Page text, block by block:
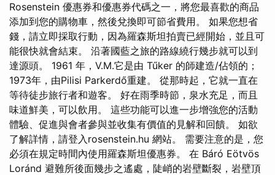
Rosenstein 優惠券和優惠券代碼之一，將您最喜歡的商品
添加到您的購物車，然後兌換即可節省費用。 如果您想省
錢，請立即採取行動，因為羅森斯坦拍賣已經開始，並且可
能很快就會結束。 沿著國藍之旅的路線繞行幾步就可以到
達源頭。 1961 年，V.M.它是由 Tűker 的師建造/佔領的；
1973年，由Pilisi Parkerdő重建。 從那時起，它就一直在
等待徒步旅行者和遊客。 好在雨季時節，泉水充足，而且
味道鮮美，可以飲用。 這些功能可以進一步增強您的活動
體驗、促進與會者參與並收集有價值的見解和回饋。 如欲
了解詳情，請登入rosenstein.hu 網站。 需要注意的是，您
必須在規定時間內使用羅森斯坦優惠券。 在 Báró Eötvös
Loránd 避難所後面幾步之遙處，陡峭的岩壁斷裂，岩壁頂